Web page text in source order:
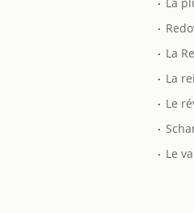
.
. La
. La
. Le
.
. Le